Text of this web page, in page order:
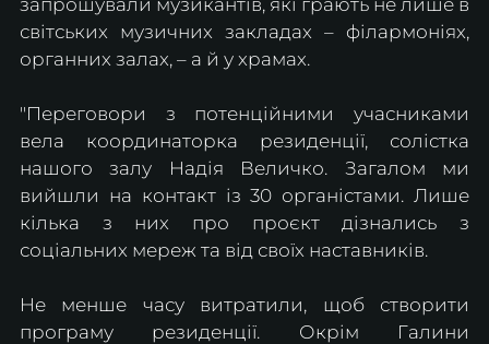
світських музичних закладах – філармоніях,
органних залах, – а й у храмах.
"Переговори з потенційними учасниками
вела координаторка резиденції, солістка
нашого залу Надія Величко. Загалом ми
вийшли на контакт із 30 органістами. Лише
кілька з них про проєкт дізнались з
соціальних мереж та від своїх наставників.
Не менше часу витратили, щоб створити
програму резиденції. Окрім Галини